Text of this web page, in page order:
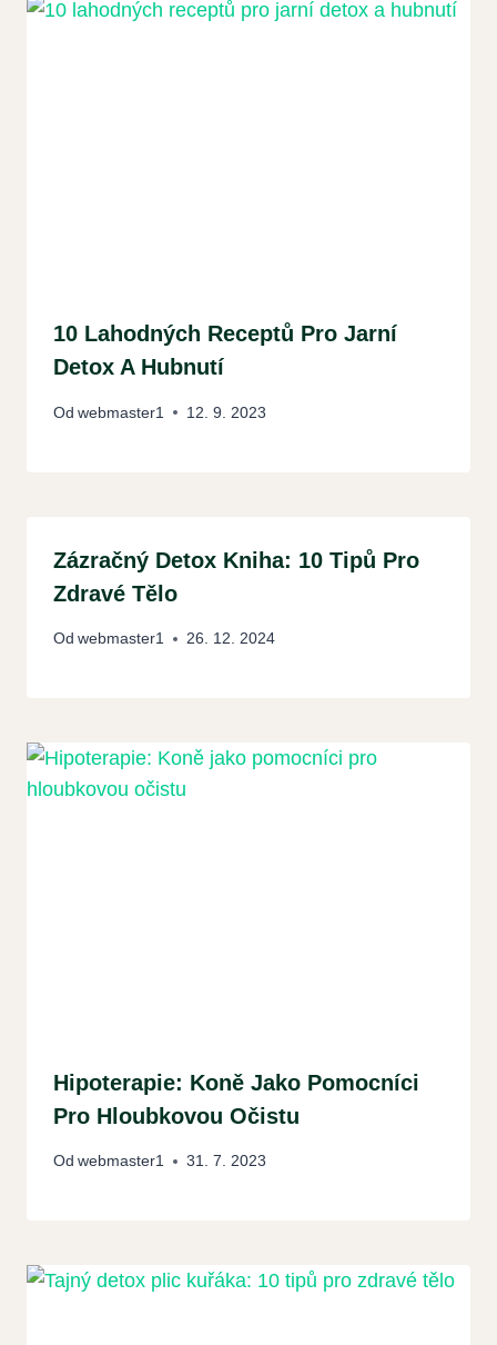
10 Lahodných Receptů Pro Jarní
Detox A Hubnutí
Od webmaster1 12. 9. 2023
Zázračný Detox Kniha: 10 Tipů Pro
Zdravé Tělo
Od webmaster1 26. 12. 2024
Hipoterapie: Koně Jako Pomocníci
Pro Hloubkovou Očistu
Od webmaster1 31. 7. 2023